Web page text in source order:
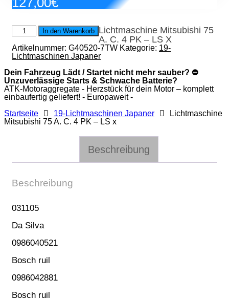
Lichtmaschine
Mitsubishi
75
A.
C.
4
PK
-
LS
x
Menge
In den Warenkorb Lichtmaschine Mitsubishi 75
A. C. 4 PK – LS X
Artikelnummer: G40520-7TW Kategorie: 19-
Lichtmaschinen Japaner
Dein Fahrzeug Lädt / Startet nicht mehr sauber? ⛔
Unzuverlässige Starts & Schwache Batterie?
ATK-Motoraggregate - Herzstück für dein Motor – komplett
einbaufertig geliefert! - Europaweit -
Startseite
19-Lichtmaschinen Japaner
Lichtmaschine
Mitsubishi 75 A. C. 4 PK – LS x
Beschreibung
Beschreibung
031105
Da Silva
0986040521
Bosch ruil
0986042881
Bosch ruil